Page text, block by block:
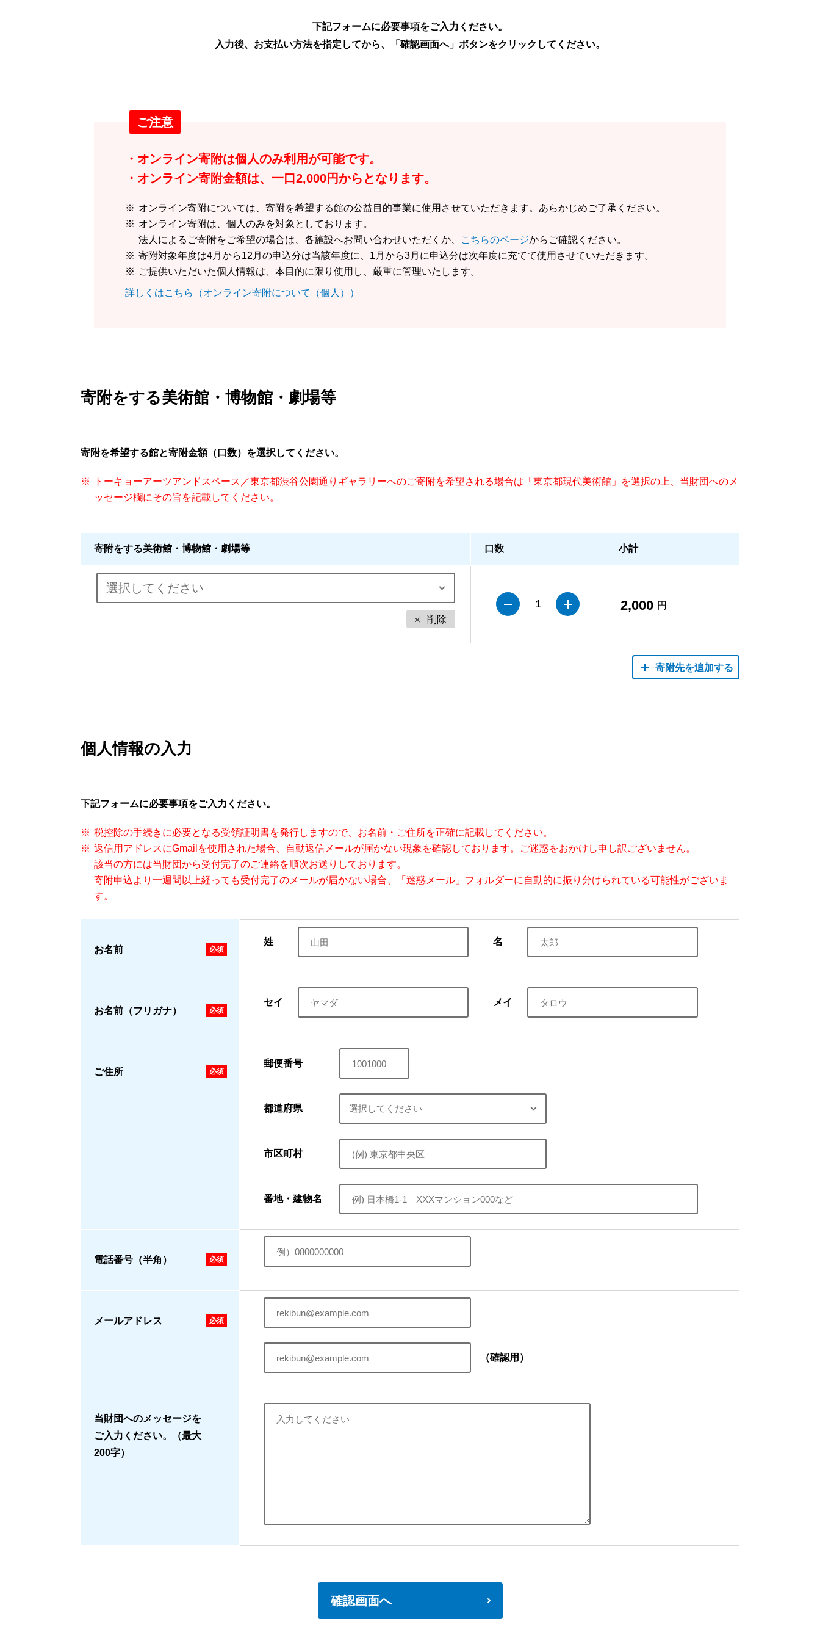
下記フォームに必要事項をご入力ください。
入力後、お支払い方法を指定してから、「確認画面へ」ボタンをクリックしてください。
ご注意
オンライン寄附は個人のみ利用が可能です。
オンライン寄附金額は、一口2,000円からとなります。
オンライン寄附については、寄附を希望する館の公益目的事業に使用させていただきます。あらかじめご了承ください。
オンライン寄附は、個人のみを対象としております。
法人によるご寄附をご希望の場合は、各施設へお問い合わせいただくか、 こちらのページからご確認ください。
寄附対象年度は4月から12月の申込分は当該年度に、1月から3月に申込分は次年度に充てて使用させていただきます。
ご提供いただいた個人情報は、本目的に限り使用し、厳重に管理いたします。
詳しくはこちら（オンライン寄附について（個人））
寄附をする美術館・博物館・劇場等
寄附を希望する館と寄附金額（口数）を選択してください。
トーキョーアーツアンドスペース／東京都渋谷公園通りギャラリーへのご寄附を希望される場合は「東京都現代美術館」を選択の上、当財団へのメ
ッセージ欄にその旨を記載してください。
寄附をする美術館・博物館・劇場等 口数 小計
削除
1 2,000 円
寄附先を追加する
個人情報の入力
下記フォームに必要事項をご入力ください。
税控除の手続きに必要となる受領証明書を発行しますので、お名前・ご住所を正確に記載してください。
返信用アドレスにGmailを使用された場合、自動返信メールが届かない現象を確認しております。ご迷惑をおかけし申し訳ございません。
該当の方には当財団から受付完了のご連絡を順次お送りしております。
寄附申込より一週間以上経っても受付完了のメールが届かない場合、「迷惑メール」フォルダーに自動的に振り分けられている可能性がございま
す。
お名前
姓 名
お名前（フリガナ）
セイ メイ
ご住所
郵便番号
都道府県
市区町村
番地・建物名
電話番号（半角）
メールアドレス
（確認用）
当財団へのメッセージを
ご入力ください。（最大
200字）